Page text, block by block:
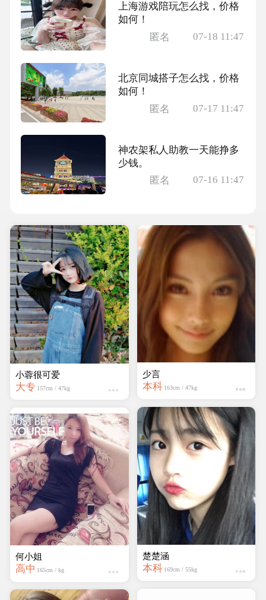
上海游戏陪玩怎么找，价格
如何！
匿名
07-18 11:47
北京同城搭子怎么找，价格
如何！
匿名
07-17 11:47
神农架私人助教一天能挣多
少钱。
匿名
07-16 11:47
小蓉很可爱
大专 157cm / 47kg
何小姐
高中 165cm / kg
楚楚涵
本科 169cm / 55kg
壹qie亗
大专 160cm / kg